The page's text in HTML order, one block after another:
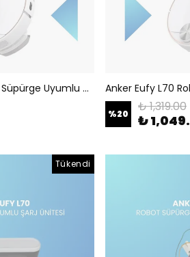
Anker Eufy L70 Robot Süpürge Uyumlu Toz Haznesi T2190 (TEŞHİR ÜRÜNÜ)
%20 ₺ 1,319.00
₺
Tükendi